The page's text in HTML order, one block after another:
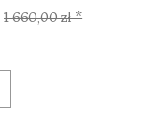
1 660,00 zł *